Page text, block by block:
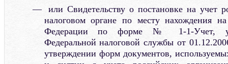
или Свидетельству о постановке на учет
налоговом органе по месту нахождения
Федерации по форме № 1-1-Учет,
Федеральной налоговой службы от
утверждении форм документов,